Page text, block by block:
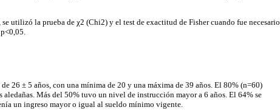
utilizó la prueba de χ2 (Chi2) y el test de exactitud de Fisher cuando fue necesario.
26 ± 5 años, con una mínima de 20 y una máxima de 39 años. El 80% (n=60)
aledañas. Más del 50% tuvo un nivel de instrucción mayor a 6 años. El 64% se
un ingreso mayor o igual al sueldo mínimo vigente.